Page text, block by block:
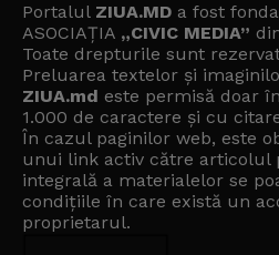
Portalul ZIUA.MD a fost
ASOCIAȚIA „CIVIC MEDIA”
Toate drepturile sunt
Preluarea textelor și
ZIUA.md este permisă doar
1.000 de caractere și cu
În cazul paginilor web, este
unui link activ către articolul
integrală a materialelor se
condițiile în care există un
proprietarul.